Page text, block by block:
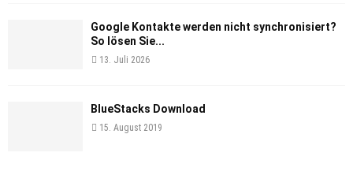
Google Kontakte werden nicht synchronisiert?
So lösen Sie...
13. Juli 2026
BlueStacks Download
15. August 2019